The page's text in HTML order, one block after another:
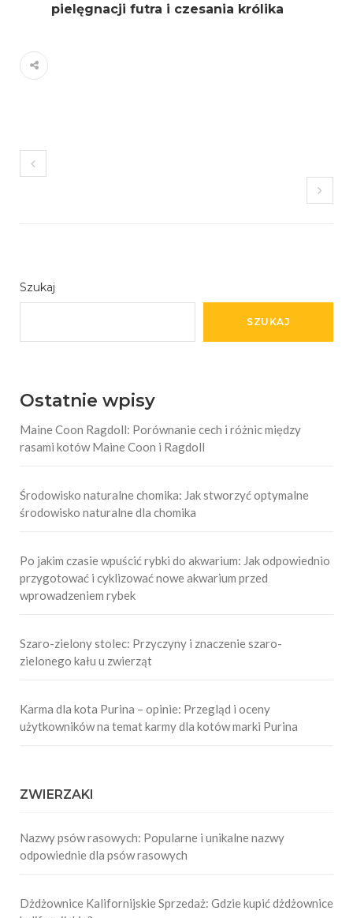
pielęgnacji futra i czesania królika
Szukaj
SZUKAJ
Ostatnie wpisy
Maine Coon Ragdoll: Porównanie cech i różnic między
rasami kotów Maine Coon i Ragdoll
Środowisko naturalne chomika: Jak stworzyć optymalne
środowisko naturalne dla chomika
Po jakim czasie wpuścić rybki do akwarium: Jak odpowiednio
przygotować i cyklizować nowe akwarium przed
wprowadzeniem rybek
Szaro-zielony stolec: Przyczyny i znaczenie szaro-
zielonego kału u zwierząt
Karma dla kota Purina – opinie: Przegląd i oceny
użytkowników na temat karmy dla kotów marki Purina
ZWIERZAKI
Nazwy psów rasowych: Popularne i unikalne nazwy
odpowiednie dla psów rasowych
Dżdżownice Kalifornijskie Sprzedaż: Gdzie kupić dżdżownice